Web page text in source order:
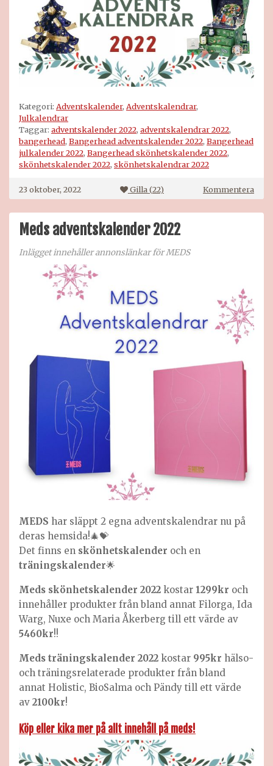
Kategori: Adventskalender, Adventskalendrar,
Julkalendrar
Taggar: adventskalender 2022, adventskalendrar 2022,
bangerhead, Bangerhead adventskalender 2022, Bangerhead
julkalender 2022, Bangerhead skönhetskalender 2022,
skönhetskalender 2022, skönhetskalendrar 2022
23 oktober, 2022 Gilla (22) Kommenterapå
Meds adventskalender 2022
Inlägget innehåller annonslänkar för MEDS
MEDS har släppt 2 egna adventskalendrar nu på
deras hemsida!🎄💝
Det finns en skönhetskalender och en
träningskalender🌟
Meds skönhetskalender 2022 kostar 1299kr och
innehåller produkter från bland annat Filorga, Ida
Warg, Nuxe och Maria Åkerberg till ett värde av
5460kr!!
Meds träningskalender 2022 kostar 995kr hälso-
och träningsrelaterade produkter från bland
annat Holistic, BioSalma och Pändy till ett värde
av 2100kr!
Köp eller kika mer på allt innehåll på meds!